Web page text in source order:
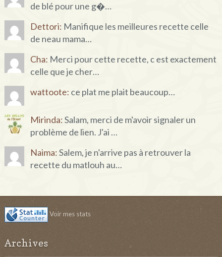
de blé pour une g�…
Dettori: Manifique les meilleures recette celle
de neau mama…
Cha: Merci pour cette recette, c est exactement
celle que je cher…
wattoote: ce plat me plait beaucoup…
Mirinda:Salam, merci de m'avoir signaler un
problème de lien. J'ai …
Naima:Salem, je n'arrive pas à retrouver la
recette du matlouh au…
Voir mes stats
Archives